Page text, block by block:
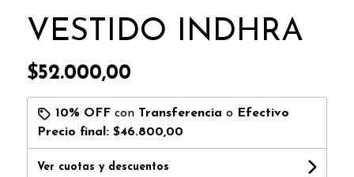
VESTIDO INDHRA
$52.000,00
10% OFFcon Transferencia o Efectivo
Precio final: $46.800,00
Ver cuotas y descuentos